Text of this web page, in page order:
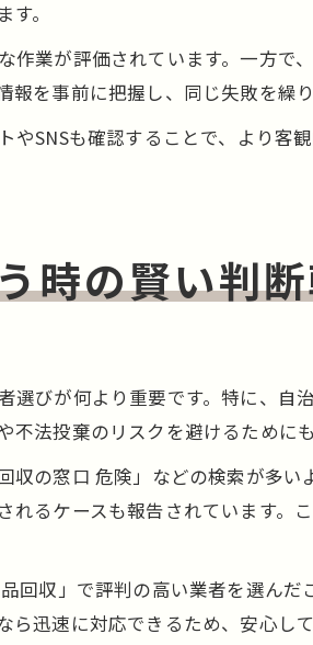
。
作業が評価されています。一方
を事前に把握し、同じ失敗を繰
SNSも確認することで、より客
時の賢い判
びが何より重要です。特に、自
法投棄のリスクを避けるために
の窓口 危険」などの検索が多
るケースも報告されています。
回収」で評判の高い業者を選ん
迅速に対応できるため、安心し